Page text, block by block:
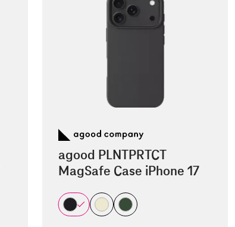
agood PLNTPRTCT
MagSafe Case iPhone 17